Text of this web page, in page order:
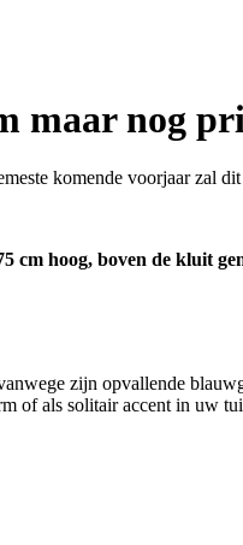
maar nog
komende voorjaar zal
hoog, boven de kluit
zijn opvallende
of als solitair accent in uw